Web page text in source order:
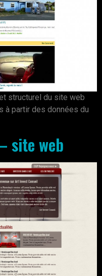
structurel du site web
à partir des données du
site web